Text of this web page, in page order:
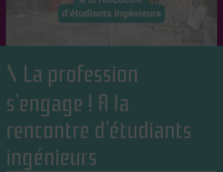
La profession
s’engage ! A la
rencontre d’étudiants
ingénieurs